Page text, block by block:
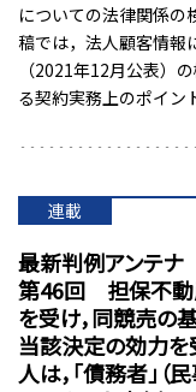
についての法律関係の
稿では，法人顧客情報
（2021年12月公表）
る契約実務上のポイン
連載
最新判例アンテナ
第46回 担保不動
を受け，同競売の
当該決定の効力を
人は，「債務者」